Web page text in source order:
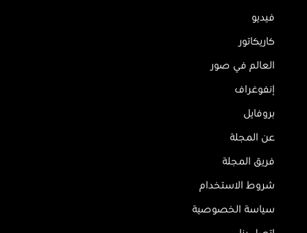
فيديو
كاريكاتور
العالم في صور
إنفوغراف
بروفايل
عن المجلة
فريق المجلة
شروط الاستخدام
سياسة الخصوصية